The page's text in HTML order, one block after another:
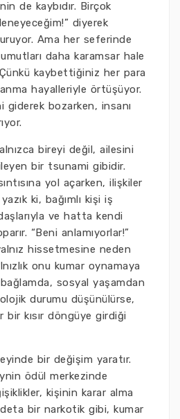
de kaybıdır. Birçok
diyerek
Ama her seferinde
daha karamsar hale
kaybettiğiniz her para
hayalleriyle örtüşüyor.
giderek bozarken, insanı
bireyi değil, ailesini
bir tsunami gibidir.
yol açarken, ilişkiler
ki, bağımlı kişi iş
ve hatta kendi
“Beni anlamıyorlar!”
hissetmesine neden
onu kumar oynamaya
sosyal yaşamdan
durumu düşünülürse,
bir kısır döngüye girdiği
bir değişim yaratır.
ödül merkezinde
kişinin karar alma
bir narkotik gibi, kumar